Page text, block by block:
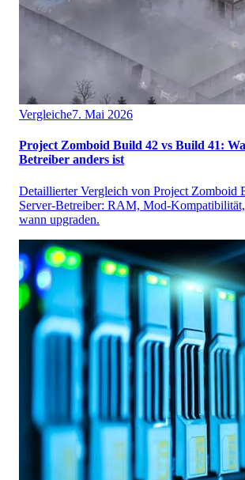
Vergleiche7. Mai 2026
Project Zomboid Build 42 vs Build 41:
Betreiber anders ist
Detaillierter Vergleich von Project Zomboid
Server-Betreiber: RAM, Mod-
wann upgraden.